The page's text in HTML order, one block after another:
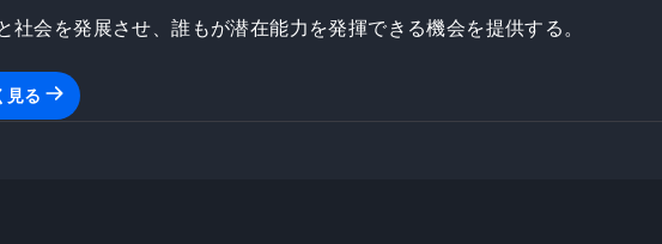
社会を発展させ、誰もが潜在能力を発揮できる機会を提供する。
見る